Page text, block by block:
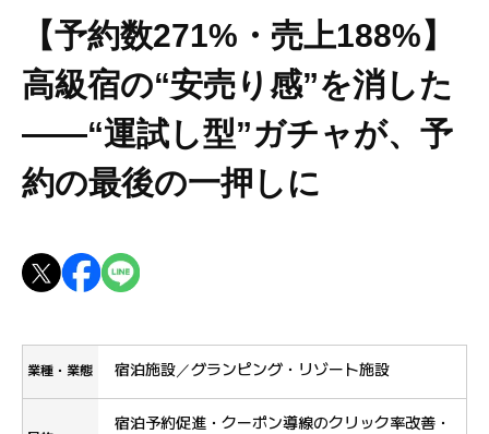
【予約数271%・売上188%】
高級宿の“安売り感”を消した
――“運試し型”ガチャが、予
約の最後の一押しに
業種・業態 宿泊施設／グランピング・リゾート施設
宿泊予約促進・クーポン導線のクリック率改善・